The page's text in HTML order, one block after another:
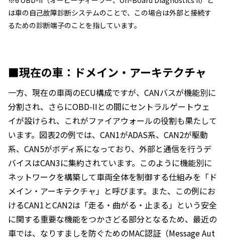
は車の自己故障診断システムのことで、この場合は外部と接続す
るための診断端子のことを指しています。
■現在の車：ドメイン・アーキテクチャ
一方、現在の車両のECU構成ですが、CANバスが機能別に
分割され、さらにOBD-IIとの間にセントラルゲートウェ
イが設けられ、これがファイアウォールの役割も果たして
います。図表2の例では、CAN1がADAS系、CAN2が駆動
系、CAN5がボディ系になっており、外部と通信を行うデ
バイスはCAN3に集約されています。このように機能別に
ネットワークを構築して車両全体を制御する仕組みを「ド
メイン・アーキテクチャ」と呼びます。また、この例にお
けるCAN1とCAN2は「走る・曲がる・止まる」という安全
に関する重要な機能をつかさどる部分となるため、最近の
車では、なりすましを防ぐためのMAC認証（Message Aut